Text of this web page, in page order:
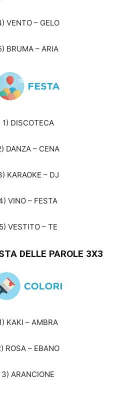
VENTO – GELO
BRUMA – ARIA
1) DISCOTECA
DANZA – CENA
KARAOKE – DJ
VINO – FESTA
5) VESTITO – TE
DELLE PAROLE 3X3
KAKI – AMBRA
ROSA – EBANO
3) ARANCIONE